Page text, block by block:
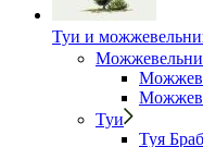
Туи и
Туи
Туя